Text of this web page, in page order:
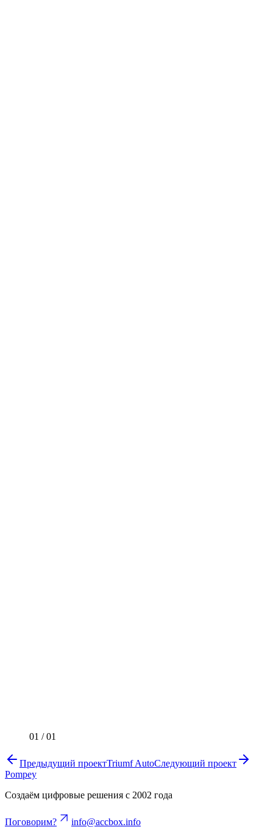
01 / 01
Предыдущий проектTriumf AutoСледующий проект
Pompey
Создаём цифровые решения с 2002 года
Поговорим? info@accbox.info